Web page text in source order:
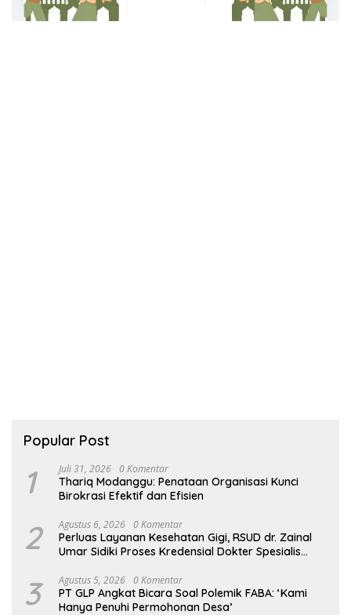
Popular Post
1 Juli 31, 2026 0 Komentar
Thariq Modanggu: Penataan Organisasi Kunci
Birokrasi Efektif dan Efisien
2 Agustus 6, 2026 0 Komentar
Perluas Layanan Kesehatan Gigi, RSUD dr. Zainal
Umar Sidiki Proses Kredensial Dokter Spesialis
3 Agustus 5, 2026 0 Komentar
PT GLP Angkat Bicara Soal Polemik FABA: ‘Kami
Hanya Penuhi Permohonan Desa’